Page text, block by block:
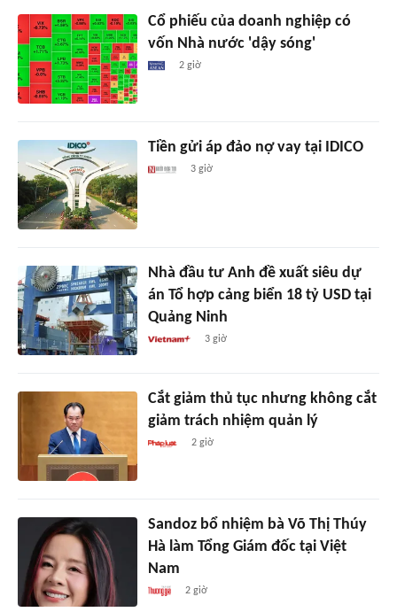
Cổ phiếu của doanh nghiệp có
vốn Nhà nước 'dậy sóng'
2 giờ
Tiền gửi áp đảo nợ vay tại IDICO
3 giờ
Nhà đầu tư Anh đề xuất siêu dự
án Tổ hợp cảng biển 18 tỷ USD tại
Quảng Ninh
3 giờ
Cắt giảm thủ tục nhưng không cắt
giảm trách nhiệm quản lý
2 giờ
Sandoz bổ nhiệm bà Võ Thị Thúy
Hà làm Tổng Giám đốc tại Việt
Nam
2 giờ